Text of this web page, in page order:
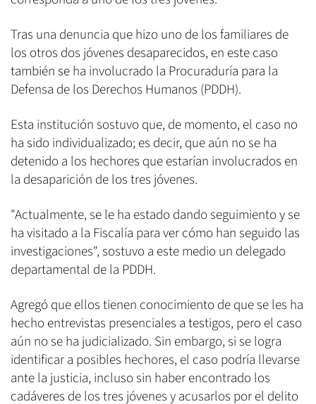
Tras una denuncia que hizo uno de los familiares de
los otros dos jóvenes desaparecidos, en este caso
también se ha involucrado la Procuraduría para la
Defensa de los Derechos Humanos (PDDH).
Esta institución sostuvo que, de momento, el caso no
ha sido individualizado; es decir, que aún no se ha
detenido a los hechores que estarían involucrados en
la desaparición de los tres jóvenes.
"Actualmente, se le ha estado dando seguimiento y se
ha visitado a la Fiscalía para ver cómo han seguido las
investigaciones", sostuvo a este medio un delegado
departamental de la PDDH.
Agregó que ellos tienen conocimiento de que se les ha
hecho entrevistas presenciales a testigos, pero el caso
aún no se ha judicializado. Sin embargo, si se logra
identificar a posibles hechores, el caso podría llevarse
ante la justicia, incluso sin haber encontrado los
cadáveres de los tres jóvenes y acusarlos por el delito